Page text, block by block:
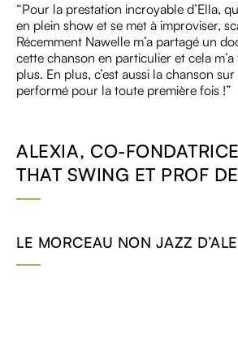
“Pour la prestation incroyable d’Ella,
en plein show et se met à improviser,
Récemment Nawelle m’a partagé un
cette chanson en particulier et cela m’a
plus. En plus, c’est aussi la chanson sur
performé pour la toute première fois !”
ALEXIA, CO-
THAT SWING ET PROF
LE MORCEAU NON JAZZ